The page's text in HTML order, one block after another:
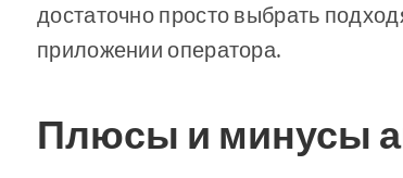
достаточно просто выбрать
приложении оператора.
Плюсы и минусы